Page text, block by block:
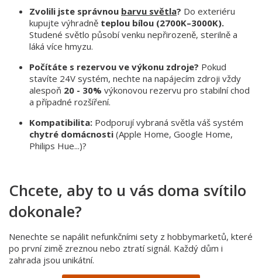
Zvolili jste správnou barvu světla? Do exteriéru
kupujte výhradně teplou bílou (2700K–3000K).
Studené světlo působí venku nepřirozeně, sterilně a
láká více hmyzu.
Počítáte s rezervou ve výkonu zdroje? Pokud
stavíte 24V systém, nechte na napájecím zdroji vždy
alespoň 20 - 30% výkonovou rezervu pro stabilní chod
a případné rozšíření.
Kompatibilita: Podporují vybraná světla váš systém
chytré domácnosti (Apple Home, Google Home,
Philips Hue...)?
Chcete, aby to u vás doma svítilo
dokonale?
Nenechte se napálit nefunkčními sety z hobbymarketů, které
po první zimě zreznou nebo ztratí signál. Každý dům i
zahrada jsou unikátní.